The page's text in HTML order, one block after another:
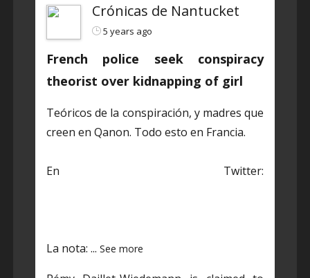
Crónicas de Nantucket
5 years ago
French police seek conspiracy
theorist over kidnapping of girl
Teóricos de la conspiración, y madres que
creen en Qanon. Todo esto en Francia.
En Twitter:
La nota: ... See more